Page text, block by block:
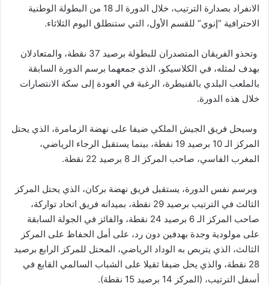
الانفراد بصدارة الترتيب، خلال الدورة الـ 18 من البطولة الوطنية
الاحترافية “إنوي” للقسم الأول، التي ستنطلق اليوم الثلاثاء.
وتحذو الفريقان المتصدران للبطولة برصيد 37 نقطة، والمتعادلان
بهدف لمثله، في الكلاسيكو، الذي جمعهما برسم الدورة السابقة
بالملعب البلدي بالقنيطرة، الرغبة في العودة إلى سكة الانتصارات
خلال هذه الدورة.
وسيحل فريق الجيش الملكي ضيفا على نهضة الزمامرة، الذي يحتل
المركز الـ 10 برصيد 19 نقطة، بينما يستقبل الرجاء الرياضي،
المغرب الفاسي، صاحب المركز الـ 8 برصيد 22 نقطة.
وبرسم نفس الدورة، يستقبل فريق نهضة بركان، الذي يحتل المركز
الثالث في الترتيب برصيد 29 نقطة، بميدانه فريق اتحاد تواركة،
صاحب المركز الـ 6 برصيد 24 نقطة، والفائز في الجولة السابقة
على مولودية وجدة بهدفين دون رد، على أمل الحفاظ على المركز
الثالث، الذي يتربص به الوداد الرياضي، المحتل للمركز الرابع برصيد
28 نقطة، والذي يحل ضيفا ثقيلا على الشباب السالمي القابع في
أسفل الترتيب، (المركز 14 برصيد 15 نقطة).